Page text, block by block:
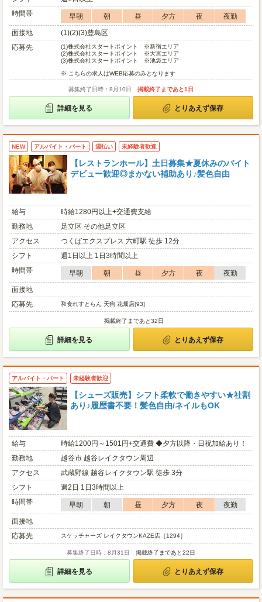
時間帯
早朝 朝 昼 夕方 夜
夜勤
面接地
(1)(2)(3)豊島区
応募先
(1)株式会社スタートポイント ※新宿エリア
(2)株式会社スタートポイント ※大宮エリア
(3)株式会社スタートポイント ※池袋エリア
※ こちらの求人はWEB応募のみとなります
募集終了日時：8月10日 掲載終了まであと1日
詳細を見る とりあえず保存
NEW アルバイト・パート 週払い 未経験者歓迎
【レストランホール】土日募集★夏休みのバイト
デビュー歓迎◎まかない補助あり♪髪色自由
給与
時給1280円以上+交通費支給
勤務地
足立区 その他足立区
アクセス
つくばエクスプレス 六町駅 徒歩 12分
シフト
週1日以上 1日3時間以上
時間帯
早朝 朝 昼 夕方 夜
夜勤
面接地
応募先
和食れすとらん 天狗 花畑店[93]
掲載終了まであと32日
詳細を見る とりあえず保存
アルバイト・パート 未経験者歓迎
【シューズ販売】シフト柔軟で働きやすい★社割
あり♪履歴書不要！髪色自由/ネイルもOK
給与
時給1200円～1501円+交通費 ◆夕方以降・日祝加給あり！
勤務地
越谷市 越谷レイクタウン周辺
アクセス
武蔵野線 越谷レイクタウン駅 徒歩 3分
シフト
週2日 1日3時間以上
時間帯
早朝 朝 昼 夕方 夜
夜勤
面接地
応募先
スケッチャーズ レイクタウンKAZE店［1294］
募集終了日時：8月31日 掲載終了まであと22日
詳細を見る とりあえず保存